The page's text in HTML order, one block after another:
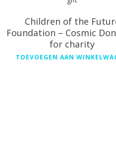
Children of the
Foundation – Cosmic
for charity
TOEVOEGEN AAN